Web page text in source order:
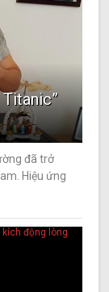
Titanic”
đã trở
Hiệu ứng